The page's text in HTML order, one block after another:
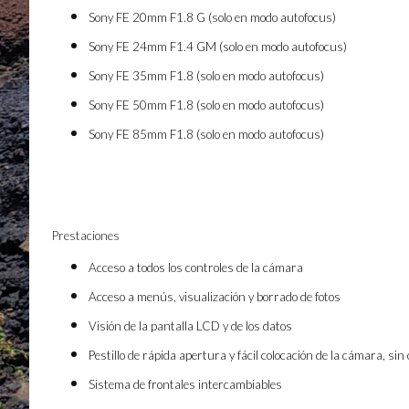
Sony FE 20mm F1.8 G (solo en modo autofocus)
Sony FE 24mm F1.4 GM (solo en modo autofocus)
Sony FE 35mm F1.8 (solo en modo autofocus)
Sony FE 50mm F1.8 (solo en modo autofocus)
Sony FE 85mm F1.8 (solo en modo autofocus)
Prestaciones
Acceso a todos los controles de la cámara
Acceso a menús, visualización y borrado de fotos
Visión de la pantalla LCD y de los datos
Pestillo de rápida apertura y fácil colocación de la cámara, sin
Sistema de frontales intercambiables